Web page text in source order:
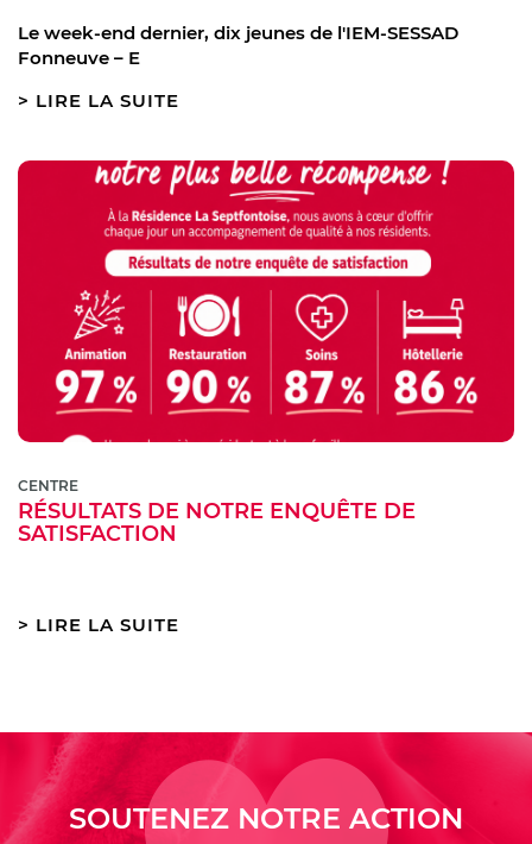
Le week-end dernier, dix jeunes de l'IEM-SESSAD
Fonneuve – E
LIRE LA SUITE
CENTRE
RÉSULTATS DE NOTRE ENQUÊTE DE
SATISFACTION
LIRE LA SUITE
SOUTENEZ NOTRE ACTION